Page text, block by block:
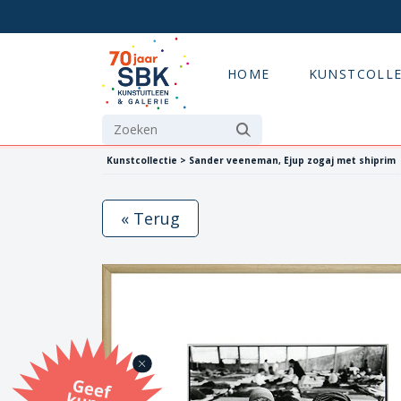
HOME
Kunstcollectie > Sander veeneman, Ejup zogaj met shiprim
G
eef
u
n
st
a
d
o
m
et
e SB
K
u
n
stb
o
n
« Terug